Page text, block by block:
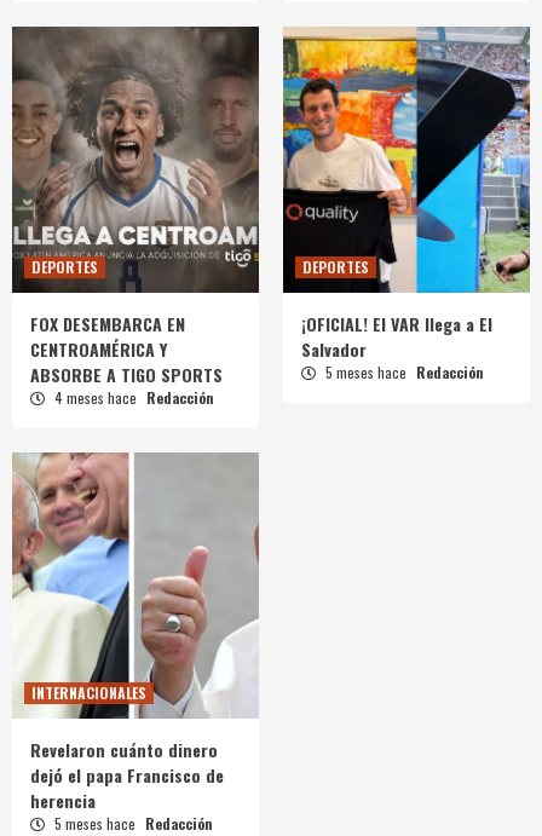
DEPORTES
FOX DESEMBARCA EN
CENTROAMÉRICA Y
ABSORBE A TIGO SPORTS
4 meses hace Redacción
DEPORTES
¡OFICIAL! El VAR llega a El
Salvador
5 meses hace Redacción
INTERNACIONALES
Revelaron cuánto dinero
dejó el papa Francisco de
herencia
5 meses hace Redacción